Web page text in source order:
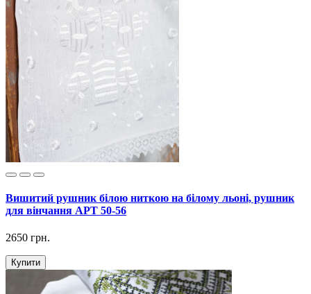
Вишитий рушник білою ниткою на білому льоні, рушник
для вінчання АРТ 50-56
2650 грн.
Купити